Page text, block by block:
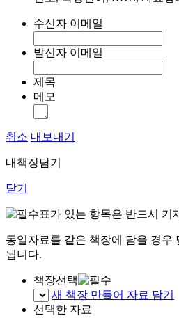
수신자 이메일
발신자 이메일
제목
메모
취소 내보내기
내책장담기
닫기
표가 있는 항목은 반드시 기
동일자료를 같은 책장에 담을 경우
됩니다.
책장선택
새 책장 만들어 자료 담기
선택한 자료